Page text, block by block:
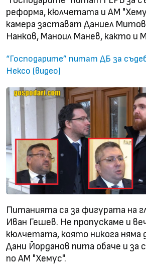
реформа, кюлчетата и АМ
камера застават Даниел
Нанков, Маноил Манев, както и
“Господарите” питат ДБ за
Нексо (видео)
Питанията са за фигурата на
Иван Гешев. Не пропускаме и
кюлчетата, която никога няма
Дани Йорданов пита обаче и за
по АМ "Хемус".